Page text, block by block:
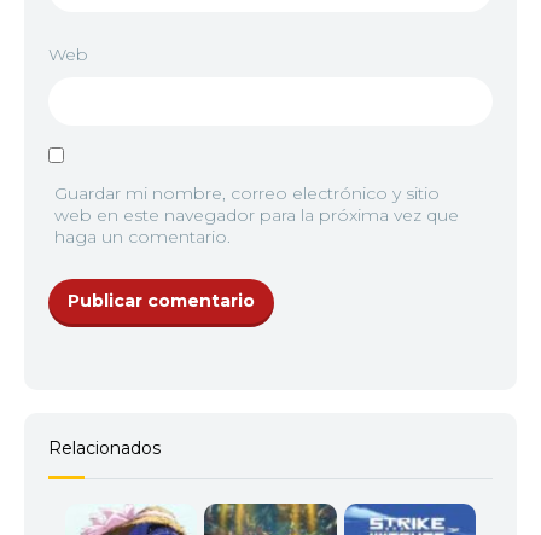
Web
Guardar mi nombre, correo electrónico y sitio
web en este navegador para la próxima vez que
haga un comentario.
Relacionados